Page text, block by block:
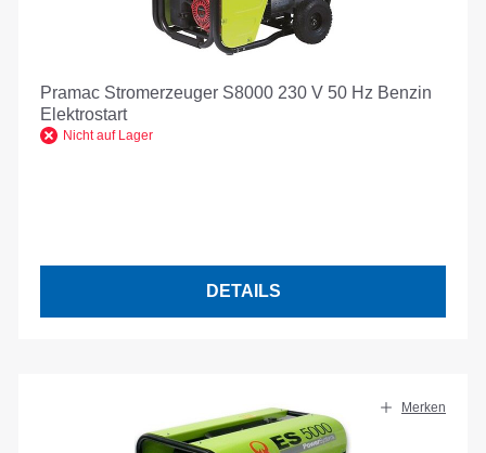
Pramac Stromerzeuger S8000 230 V 50 Hz Benzin
Elektrostart
Nicht auf Lager
DETAILS
Merken